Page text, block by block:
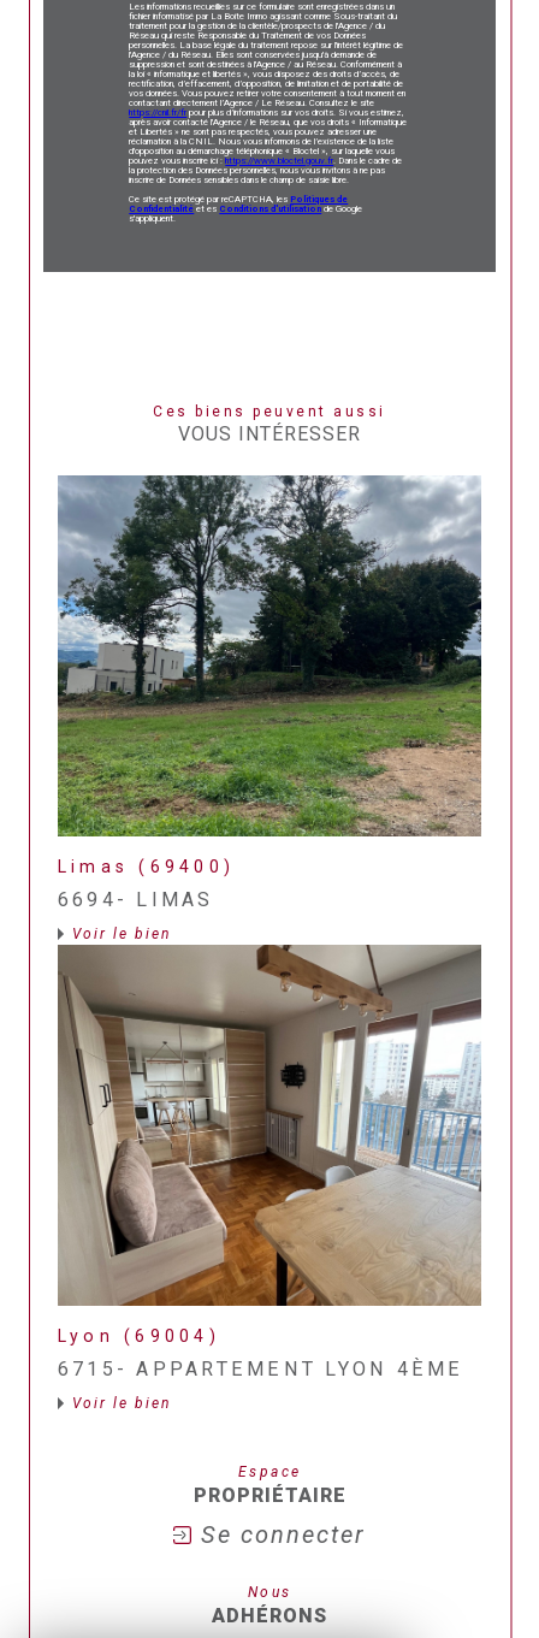
Les informations recueillies sur ce formulaire sont enregistrées dans un
fichier informatisé par La Boite Immo agissant comme Sous-traitant du
traitement pour la gestion de la clientèle/prospects de l'Agence / du
Réseau qui reste Responsable du Traitement de vos Données
personnelles. La base légale du traitement repose sur l'intérêt légitime de
l'Agence / du Réseau. Elles sont conservées jusqu'à demande de
suppression et sont destinées à l'Agence / au Réseau. Conformément à
la loi « informatique et libertés », vous disposez des droits d’accès, de
rectification, d’effacement, d’opposition, de limitation et de portabilité de
vos données. Vous pouvez retirer votre consentement à tout moment en
contactant directement l’Agence / Le Réseau. Consultez le site
https://cnil.fr/fr pour plus d’informations sur vos droits. Si vous estimez,
après avoir contacté l'Agence / le Réseau, que vos droits « Informatique
et Libertés » ne sont pas respectés, vous pouvez adresser une
réclamation à la CNIL. Nous vous informons de l’existence de la liste
d'opposition au démarchage téléphonique « Bloctel », sur laquelle vous
pouvez vous inscrire ici :https://www.bloctel.gouv.fr. Dans le cadre de
la protection des Données personnelles, nous vous invitons à ne pas
inscrire de Données sensibles dans le champ de saisie libre.
Ce site est protégé par reCAPTCHA, les Politiques de
Confidentialité et es Conditions d'utilisation de Google
s'appliquent.
Ces biens peuvent aussi
VOUS INTÉRESSER
Limas (69400)
6694- LIMAS
Voir le bien
Lyon (69004)
6715- APPARTEMENT LYON 4ÈME
Voir le bien
Espace
PROPRIÉTAIRE
Se connecter
Nous
ADHÉRONS